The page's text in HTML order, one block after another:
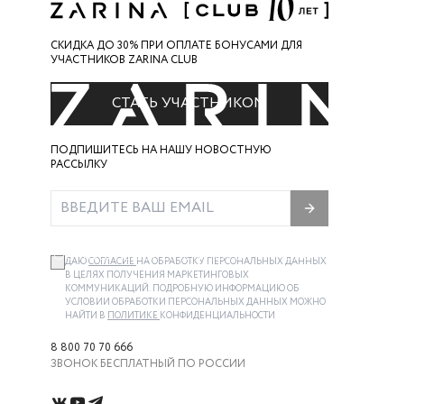
КОЛЛЕКЦИЯ ZARINA MAN — ЭТО СТИЛЬНАЯ И
ОСНОВА СОВРЕМЕННОГО МУЖСКОГО ГАРДЕРОБА
СКИДКА ДО 30% ПРИ ОПЛАТЕ БОНУСАМИ ДЛЯ
УЧАСТНИКОВ ZARINA CLUB
СТАТЬ УЧАСТНИКОМ
ПОДПИШИТЕСЬ НА НАШУ НОВОСТНУЮ
РАССЫЛКУ
ДАЮСОГЛАСИЕ НА ОБРАБОТКУ ПЕРСОНАЛЬНЫХ ДАННЫХ
В ЦЕЛЯХ ПОЛУЧЕНИЯ МАРКЕТИНГОВЫХ
КОММУНИКАЦИЙ. ПОДРОБНУЮ ИНФОРМАЦИЮ ОБ
УСЛОВИИ ОБРАБОТКИ ПЕРСОНАЛЬНЫХ ДАННЫХ МОЖНО
НАЙТИ В ПОЛИТИКЕ КОНФИДЕНЦИАЛЬНОСТИ
8 800 70 70 666
ЗВОНОК БЕСПЛАТНЫЙ ПО РОССИИ